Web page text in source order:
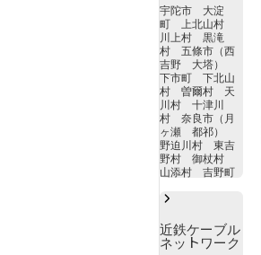
宇陀市 大淀
町 上北山村
川上村 黒滝
村 五條市（西
吉野 大塔）
下市町 下北山
村 曽爾村 天
川村 十津川
村 奈良市（月
ヶ瀬 都祁）
野迫川村 東吉
野村 御杖村
山添村 吉野町
近鉄ケーブル
ネットワーク